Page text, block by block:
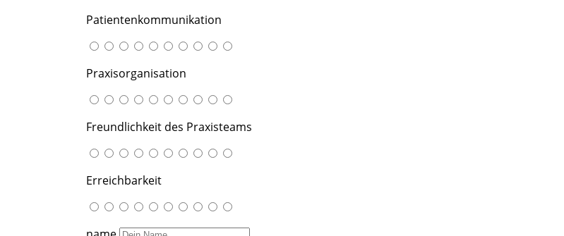
Patientenkommunikation
Praxisorganisation
Freundlichkeit des Praxisteams
Erreichbarkeit